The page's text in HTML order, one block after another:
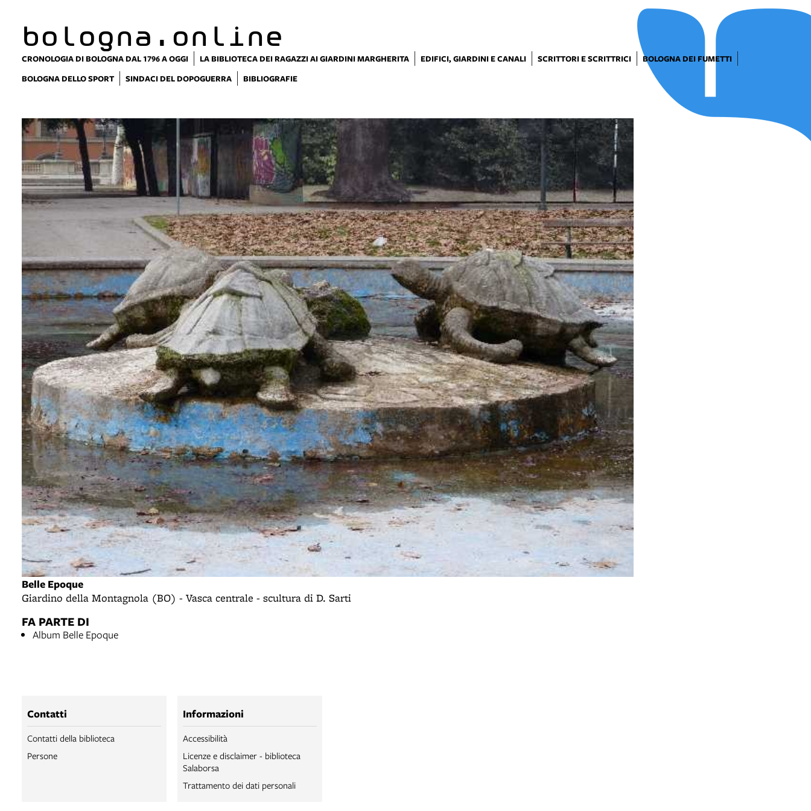
bologna.online
CRONOLOGIA DI BOLOGNA DAL 1796 A OGGI LA BIBLIOTECA DEI RAGAZZI AI GIARDINI MARGHERITA EDIFICI, GIARDINI E CANALI SCRITTORI E SCRITTRICI
BOLOGNA DEI FUMETTI
BOLOGNA DELLO SPORT
SINDACI DEL DOPOGUERRA BIBLIOGRAFIE
Belle Epoque
Giardino della Montagnola (BO) - Vasca centrale - scultura di D. Sarti
FA PARTE DI
Album Belle Epoque
Contatti
Contatti della biblioteca
Persone
Informazioni
Accessibilità
Licenze e disclaimer - biblioteca
Salaborsa
Trattamento dei dati personali